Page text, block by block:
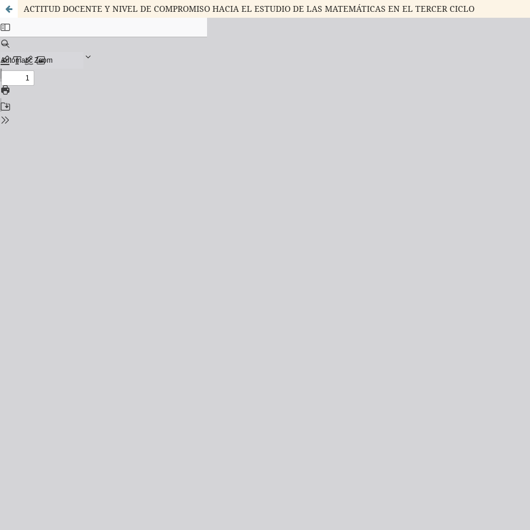
ACTITUD DOCENTE Y NIVEL DE COMPROMISO HACIA EL ESTUDIO DE LAS MATEMÁTICAS EN EL TERCER CICLO